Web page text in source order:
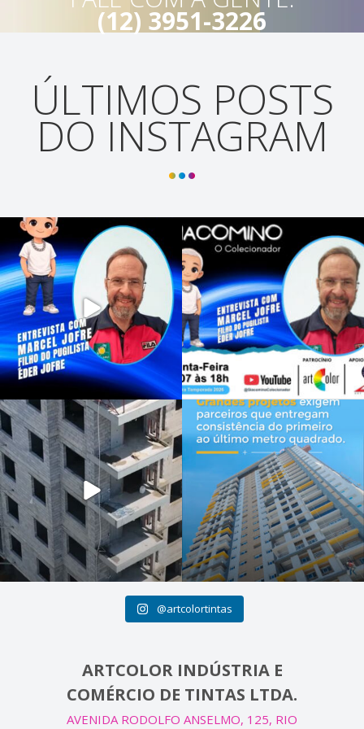
RESIDENCIAL BURITIS – BH
(12) 3951-3226
ÚLTIMOS POSTS
DO INSTAGRAM
@artcolortintas
ARTCOLOR INDÚSTRIA E
COMÉRCIO DE TINTAS LTDA.
AVENIDA RODOLFO ANSELMO, 125, RIO